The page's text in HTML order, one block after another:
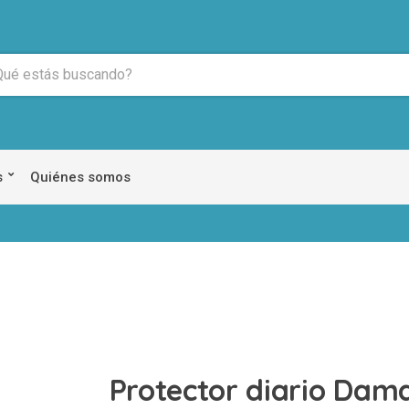
Quiénes somos
Protector diario